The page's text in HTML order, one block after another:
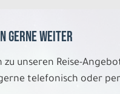
gerne weiter
zu unseren Reise-
telefonisch oder